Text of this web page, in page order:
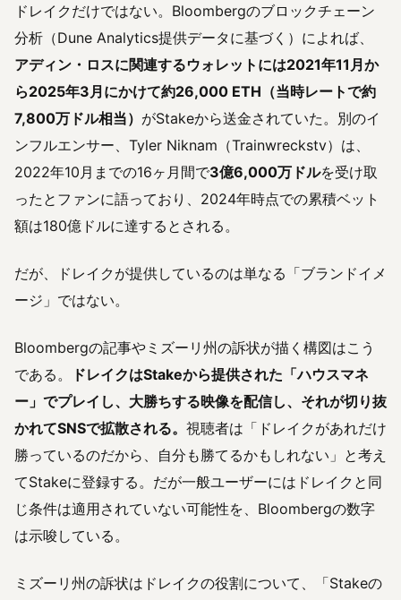
ドレイクだけではない。Bloombergのブロックチェーン
分析（Dune Analytics提供データに基づく）によれば、
アディン・ロスに関連するウォレットには2021年11月か
ら2025年3月にかけて約26,000 ETH（当時レートで約
7,800万ドル相当） がStakeから送金されていた。別のイ
ンフルエンサー、Tyler Niknam（Trainwreckstv）は、
2022年10月までの16ヶ月間で3億6,000万ドルを受け取
ったとファンに語っており、2024年時点での累積ベット
額は180億ドルに達するとされる。
だが、ドレイクが提供しているのは単なる「ブランドイメ
ージ」ではない。
Bloombergの記事やミズーリ州の訴状が描く構図はこう
である。
ドレイクはStakeから提供された「ハウスマネ
ー」でプレイし、大勝ちする映像を配信し、それが切り抜
かれてSNSで拡散される。 視聴者は「ドレイクがあれだけ
勝っているのだから、自分も勝てるかもしれない」と考え
てStakeに登録する。だが一般ユーザーにはドレイクと同
じ条件は適用されていない可能性を、Bloombergの数字
は示唆している。
ミズーリ州の訴状はドレイクの役割について、「Stakeの